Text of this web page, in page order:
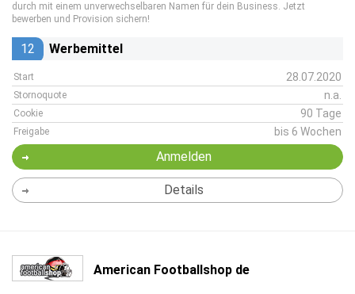
durch mit einem unverwechselbaren Namen für dein Business. Jetzt
bewerben und Provision sichern!
12 Werbemittel
Start 28.07.2020
Stornoquote n.a.
Cookie 90 Tage
Freigabe bis 6 Wochen
Anmelden
Details
American Footballshop de